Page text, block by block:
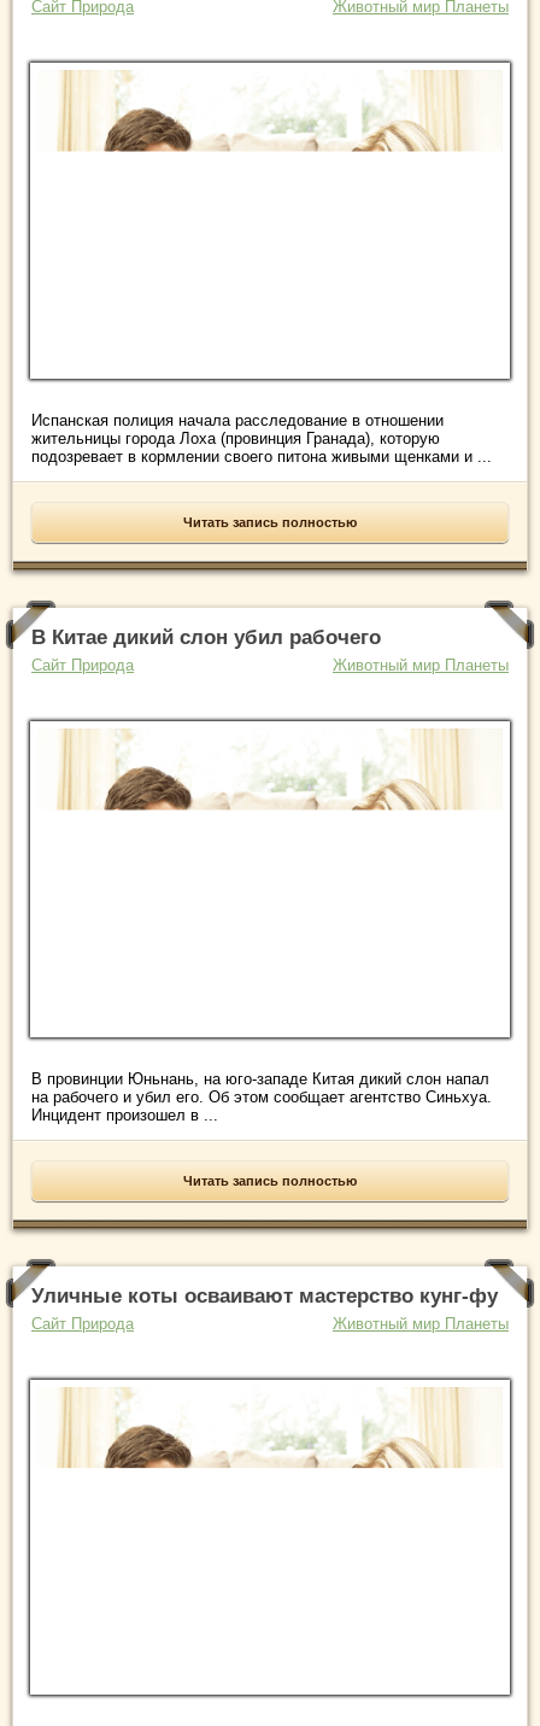
Сайт Природа Животный мир Планеты
Испанская полиция начала расследование в отношении
жительницы города Лоха (провинция Гранада), которую
подозревает в кормлении своего питона живыми щенками и ...
Читать запись полностью
В Китае дикий слон убил рабочего
Сайт Природа Животный мир Планеты
В провинции Юньнань, на юго-западе Китая дикий слон напал
на рабочего и убил его. Об этом сообщает агентство Синьхуа.
Инцидент произошел в ...
Читать запись полностью
Уличные коты осваивают мастерство кунг-фу
Сайт Природа Животный мир Планеты